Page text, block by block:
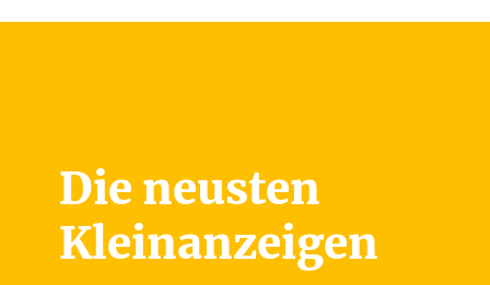
Die neusten
Kleinanzeigen